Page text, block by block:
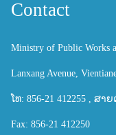
Contact
Ministry of Public Works
Lanxang Avenue,
ໂທ: 856-21 412255 , ສາ
Fax: 856-21 412250